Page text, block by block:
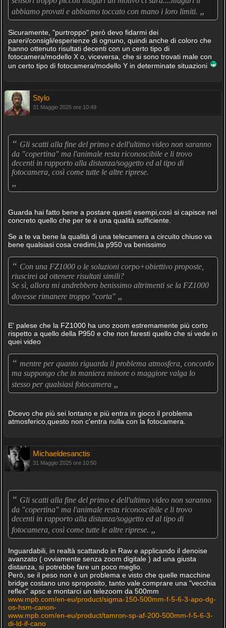
abbiamo provati e abbiamo toccato con mano i loro limiti. „
Sicuramente, "purtroppo" però devo fidarmi dei
pareri/consigli/esperienze di ognuno, quindi anche di coloro che
hanno ottenuto risultati decenti con un certo tipo di
fotocamera/modello X o, viceversa, che si sono trovati male con
un certo tipo di fotocamera/modello Y in determinate situazioni
Stylo
31 Maggio 2025 ore 10:49
“ Gli scatti alla fine del primo e dell'ultimo video non saranno
da "copertina" ma l'animale resta riconoscibile e li trovo
decenti in rapporto alla distanza/soggetto ed al tipo di
fotocamera, così come tutte le altre riprese.
„
Guarda hai fatto bene a postare questi esempi,così si capisce nel
concreto quello che per te è una qualità sufficiente.
Se a te va bene la qualità di una telecamera a circuito chiuso va
bene qualsiasi cosa credimi,la p950 va benissimo
“ Con una FZ1000 o le soluzioni corpo+obiettivo proposte,
riuscirei ad ottenere risultati simili?
Se sì, allora mi andrebbero benissimo altrimenti se la FZ1000
dovesse rimanere troppo "corta" „
E' palese che la FZ1000 ha uno zoom estremamente più corto
rispetto a quello della P950 e che non faresti quello che si vede in
quei video
“ mentre per quanto riguarda il problema atmosfera, concordo
ma suppongo che in maniera minore o maggiore valga lo
stesso per qualsiasi fotocamera „
Dicevo che più sei lontano e più entra in gioco il problema
atmosferico,questo non c'entra nulla con la fotocamera.
Michaeldesanctis
31 Maggio 2025 ore 10:50
“ Gli scatti alla fine del primo e dell'ultimo video non saranno
da "copertina" ma l'animale resta riconoscibile e li trovo
decenti in rapporto alla distanza/soggetto ed al tipo di
fotocamera, così come tutte le altre riprese. „
Inguardabili, in realtà scattando in Raw e applicando il denoise
avanzato ( ovviamente senza zoom digitale ) ad una giusta
distanza, si potrebbe fare un poco meglio.
Però, se il peso non è un problema e visto che quelle macchine
bridge costano uno sproposito, tanto vale comprare una "vecchia
reflex" apsc e montarci un telezoom da 500mm
www.mpb.com/en-eu/product/sigma-150-500mm-f-5-6-3-apo-dg-
os-hsm-canon-
www.mpb.com/en-eu/product/tamron-sp-af-200-500mm-f-5-6-3-
di-ld-if-cano